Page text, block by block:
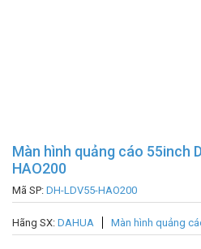
Màn hình quảng cáo 55inch
HAO200
Mã SP: DH-LDV55-HAO200
Hãng SX: DAHUA Màn hình quảng